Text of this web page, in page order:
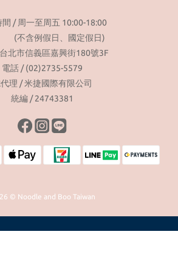
間 / 周一至周五 10:00-18:00
例假日、國定假日)
北市信義區嘉興街180號3F
電話 / (02)2735-5579
理 / 米捷國際有限公司
統編 / 24743381
© Noodle and Boo Taiwan